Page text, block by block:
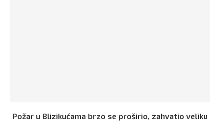
Požar u Blizikućama brzo se proširio, zahvatio veliku